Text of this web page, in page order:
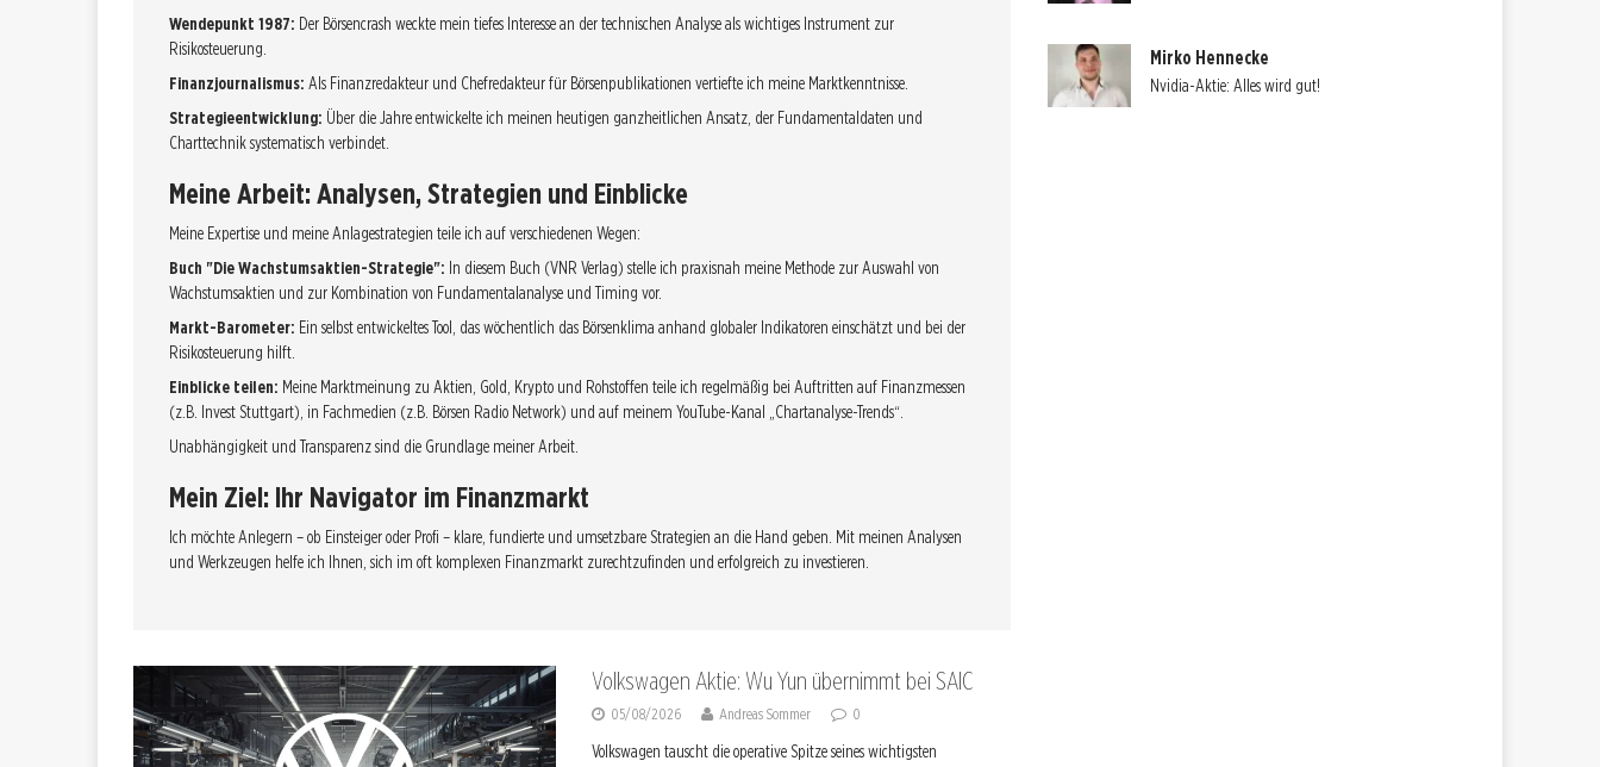
Wendepunkt 1987: Der Börsencrash weckte mein tiefes Interesse an der technischen Analyse als wichtiges Instrument zur
Risikosteuerung.
Finanzjournalismus: Als Finanzredakteur und Chefredakteur für Börsenpublikationen vertiefte ich meine Marktkenntnisse.
Strategieentwicklung: Über die Jahre entwickelte ich meinen heutigen ganzheitlichen Ansatz, der Fundamentaldaten und
Charttechnik systematisch verbindet.
Meine Arbeit: Analysen, Strategien und Einblicke
Meine Expertise und meine Anlagestrategien teile ich auf verschiedenen Wegen:
Buch "Die Wachstumsaktien-Strategie": In diesem Buch (VNR Verlag) stelle ich praxisnah meine Methode zur Auswahl von
Wachstumsaktien und zur Kombination von Fundamentalanalyse und Timing vor.
Markt-Barometer: Ein selbst entwickeltes Tool, das wöchentlich das Börsenklima anhand globaler Indikatoren einschätzt und bei der
Risikosteuerung hilft.
Einblicke teilen: Meine Marktmeinung zu Aktien, Gold, Krypto und Rohstoffen teile ich regelmäßig bei Auftritten auf Finanzmessen
(z.B. Invest Stuttgart), in Fachmedien (z.B. Börsen Radio Network) und auf meinem YouTube-Kanal „Chartanalyse-Trends“.
Unabhängigkeit und Transparenz sind die Grundlage meiner Arbeit.
Mein Ziel: Ihr Navigator im Finanzmarkt
Ich möchte Anlegern – ob Einsteiger oder Profi – klare, fundierte und umsetzbare Strategien an die Hand geben. Mit meinen Analysen
und Werkzeugen helfe ich Ihnen, sich im oft komplexen Finanzmarkt zurechtzufinden und erfolgreich zu investieren.
Volkswagen Aktie: Wu Yun übernimmt bei SAIC
05/08/2026 Andreas Sommer 0
Volkswagen tauscht die operative Spitze seines wichtigsten
Mirko Hennecke
Nvidia-Aktie: Alles wird gut!